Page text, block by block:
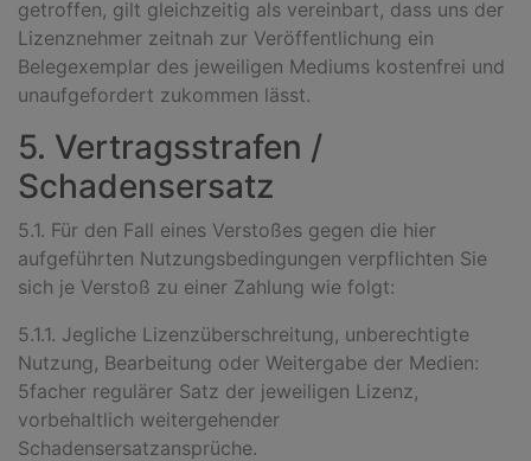
getroffen, gilt gleichzeitig als vereinbart, dass uns der
Lizenznehmer zeitnah zur Veröffentlichung ein
Belegexemplar des jeweiligen Mediums kostenfrei und
unaufgefordert zukommen lässt.
5. Vertragsstrafen /
Schadensersatz
5.1. Für den Fall eines Verstoßes gegen die hier
aufgeführten Nutzungsbedingungen verpflichten Sie
sich je Verstoß zu einer Zahlung wie folgt:
5.1.1. Jegliche Lizenzüberschreitung, unberechtigte
Nutzung, Bearbeitung oder Weitergabe der Medien:
5facher regulärer Satz der jeweiligen Lizenz,
vorbehaltlich weitergehender
Schadensersatzansprüche.